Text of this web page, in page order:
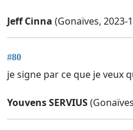
Jeff Cinna (Gonaïves, 2023-
#80
je signe par ce que je veux
Youvens SERVIUS